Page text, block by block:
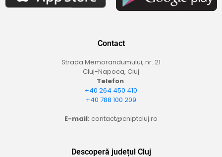
Contact
Strada Memorandumului, nr. 21
Cluj-Napoca, Cluj
Telefon:
+40 264 450 410
+40 788 100 209
E-mail: contact@cniptcluj.ro
Descoperă județul Cluj